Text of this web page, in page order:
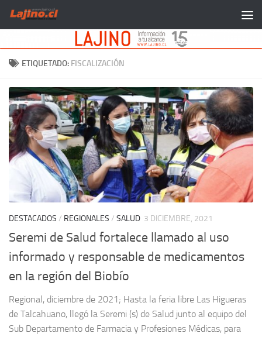
Saltar al contenido
ETIQUETADO: FISCALIZACIÓN
DESTACADOS / REGIONALES / SALUD 3 DICIEMBRE, 2021
Seremi de Salud fortalece llamado al uso
informado y responsable de medicamentos
en la región del Biobío
Regional, diciembre de 2021; Hasta la feria libre Las Higueras
de Talcahuano, llegó la Seremi (s) de Salud junto al equipo del
Sub Departamento de Farmacia y Profesiones Médicas, para